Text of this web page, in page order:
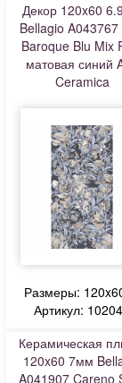
Декор 120x60
Bellagio A043767
Baroque Blu Mix
матовая синий
Ceramica
Размеры:
Артикул:
Керамическая
120x60 7мм
A041907 Careno